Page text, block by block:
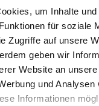
um Inhalte
für soziale
Zugriffe auf unsere
geben wir
Website an
und Analysen
Informationen
zu dürfen,
Cookies zustimmen.
den Inhalt extern öffnen:
embed/